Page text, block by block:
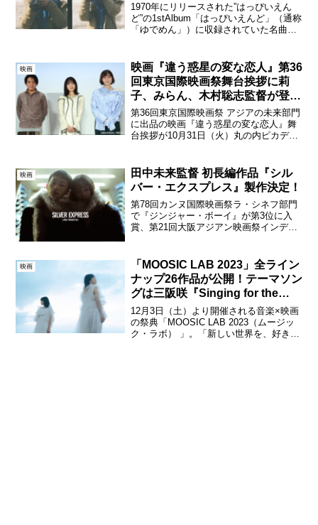
1970年にリリースされた”はっぴいえん
ど”の1stAlbum「はっぴいえんど」（通称
「ゆでめん」）に収録されていた名曲
ロジェクトの第三弾、日髙麻鈴の歌唱
（プ...
映画
映画『違う惑星の変な恋人』第36
回東京国際映画祭舞台挨拶に莉
子、みらん、木村聡志監督が登
壇！
第36回東京国際映画祭 アジアの未来部門
に出品の映画『違う惑星の変な恋人』舞
台挨拶が10月31日（火）丸の内ピカデリ
惑星の変な恋人』第36回東京国際映画祭
舞台挨拶本作...
映画
田中未来監督 初長編作品『シル
バー・エクスプレス』製作決定！
第78回カンヌ国際映画祭ラ・シネフ部門
で『ジンジャー・ボーイ』が第3位に入
賞、第21回大阪アジアン映画祭インデ
なる短編『ブルー・アンバー』が芳泉短
編賞＜ス...
映画
「MOOSIC LAB 2023」全ライン
ナップ26作品が公開！テーマソン
グは三阪咲『Singing for the
night sky』
12月3日（土）より開催される音楽×映画
の祭典「MOOSIC LAB 2023（ムージッ
ク・ラボ） 」。「新しい世界を、好きな